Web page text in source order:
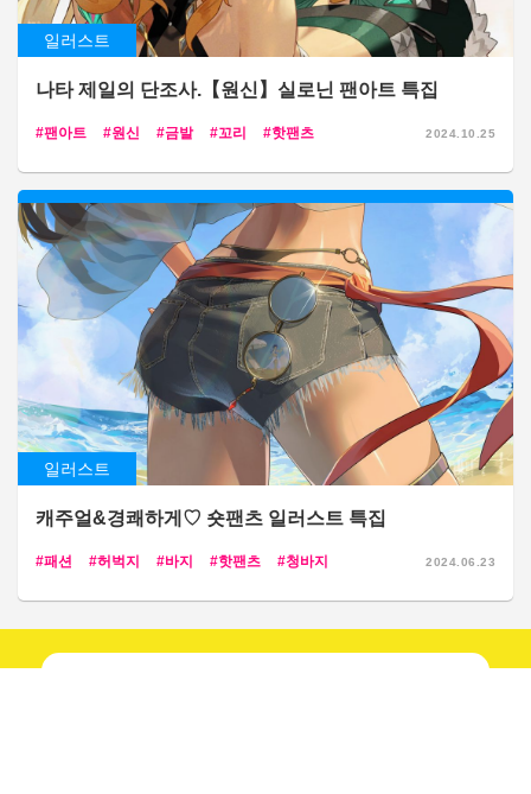
일러스트
나타 제일의 단조사.【원신】실로닌 팬아트 특집
팬아트 원신 금발 꼬리 핫팬츠 2024.10.25
일러스트
캐주얼&경쾌하게♡ 숏팬츠 일러스트 특집
패션 허벅지 바지 핫팬츠 청바지 2024.06.23